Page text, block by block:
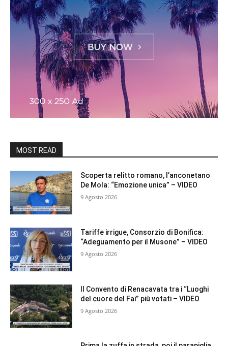
MOST READ
Scoperta relitto romano, l’anconetano
De Mola: “Emozione unica” – VIDEO
9 Agosto 2026
Tariffe irrigue, Consorzio di Bonifica:
“Adeguamento per il Musone” – VIDEO
9 Agosto 2026
Il Convento di Renacavata tra i “Luoghi
del cuore del Fai” più votati – VIDEO
9 Agosto 2026